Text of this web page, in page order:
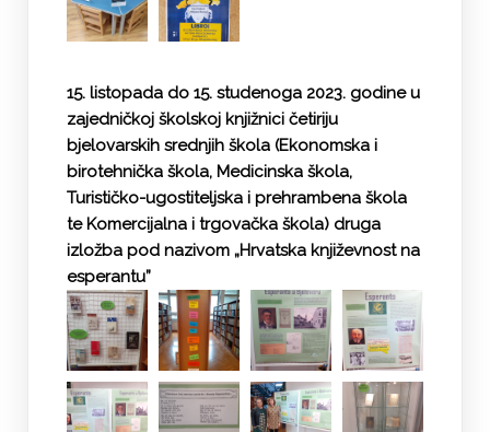
15. listopada do 15. studenoga 2023. godine u
zajedničkoj školskoj knjižnici četiriju
bjelovarskih srednjih škola (Ekonomska i
birotehnička škola, Medicinska škola,
Turističko-ugostiteljska i prehrambena škola
te Komercijalna i trgovačka škola) druga
izložba pod nazivom „Hrvatska književnost na
esperantu”